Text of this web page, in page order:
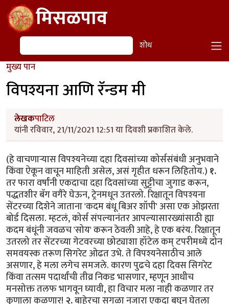
Skip to main contentमिसळपाव
शोध शोध
मुख्य पान
विपश्यना आणि रॅन्डम मी
लेखकपाटिल
यांनी रविवार, 21/11/2021 12:51 या दिवशी प्रकाशित केले.
(हे वाचणाऱ्यास विपश्यनेच्या दहा दिवसांच्या कोर्ससंबंधी अनुभवाने
किंवा ऐकून वाचून माहिती असेल, असं गृहीत धरून लिहितोय.)१.
तर फारा वर्षांनी एकदाचा दहा‌ दिवसांच्या सुट्टीचा जुगाड करून,
पद्धतशीर बॅग वगैरे घेऊन, ट्रेनमधून उतरलो. रिक्षातून विपश्यना
सेंटरच्या दिशेने जाताना 'कदम बंधू बिअर शॉपी' असा एक ओझरता
बोर्ड दिसला. म्हटलं, कोर्स संपल्यानंतर आपल्यासारख्यांसाठी ह्या
कदम बंधूंनी जवळच 'सोय' करून ठेवली आहे, हे एक बरंय. रिक्षातून
उतरलो तर सेंटरच्या गेटवरच्या छोट्याशा हॉटेल कम् टपरीमध्ये दोन
समवयस्क तरूण सिगरेट ओढत उभे. ते विपश्यनेसाठीच आले
असणार, हे मला लगेच समजले. कारण पुढचे दहा दिवस सिगरेट
किंवा तत्सम पदार्थांची तीव्र निकड भासणार, म्हणून आधीच
मनसोक्त तलफ भागवून घ्यावी, हा विचार मला नाही कळणार तर
कुणाला कळणार!२.बाहेरचा सगळा नजारा एकदा बघून घेतला